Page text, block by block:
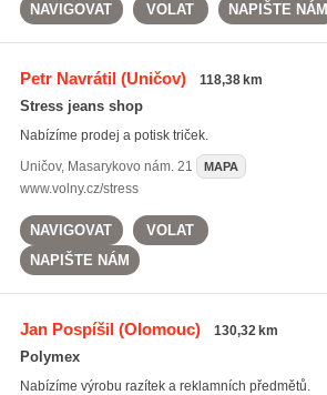
NAVIGOVAT VOLAT NAPIŠTE NÁM
Petr Navrátil(Uničov) 118,38 km
Stress jeans shop
Nabízíme prodej a potisk triček.
Uničov, Masarykovo nám. 21 MAPA
www.volny.cz/stress
NAVIGOVAT
VOLAT
NAPIŠTE NÁM
Jan Pospíšil(Olomouc) 130,32 km
Polymex
Nabízíme výrobu razítek a reklamních předmětů.